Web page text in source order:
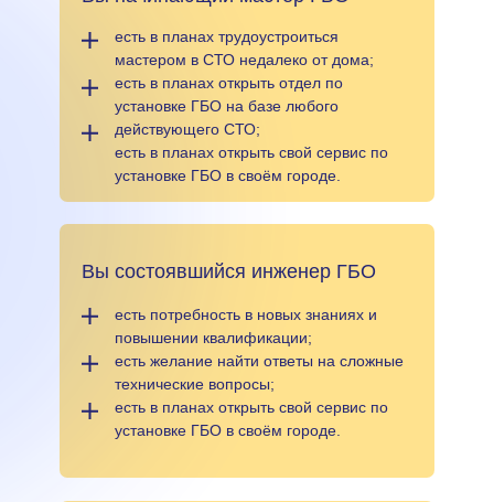
есть в планах трудоустроиться
мастером в СТО недалеко от дома;
есть в планах открыть отдел по
установке ГБО на базе любого
действующего СТО;
есть в планах открыть свой сервис по
установке ГБО в своём городе.
Вы состоявшийся инженер ГБО
есть потребность в новых знаниях и
повышении квалификации;
есть желание найти ответы на сложные
технические вопросы;
есть в планах открыть свой сервис по
установке ГБО в своём городе.